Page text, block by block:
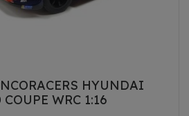
HYUNDAI
COUPE WRC 1:16